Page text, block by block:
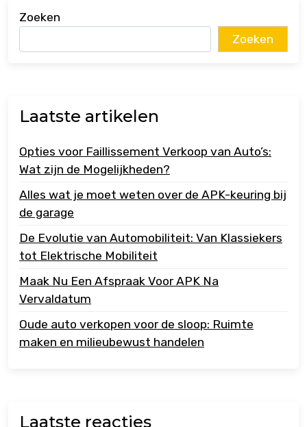
Zoeken
Zoeken
Laatste artikelen
Opties voor Faillissement Verkoop van Auto’s:
Wat zijn de Mogelijkheden?
Alles wat je moet weten over de APK-keuring bij
de garage
De Evolutie van Automobiliteit: Van Klassiekers
tot Elektrische Mobiliteit
Maak Nu Een Afspraak Voor APK Na
Vervaldatum
Oude auto verkopen voor de sloop: Ruimte
maken en milieubewust handelen
Laatste reacties